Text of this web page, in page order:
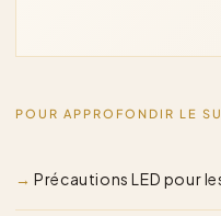
POUR APPROFONDIR LE
Précautions LED pour